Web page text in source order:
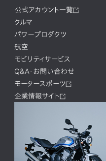
公式アカウント一覧
クルマ
パワープロダクツ
航空
モビリティサービス
Q&A・お問い合わせ
モータースポーツ
企業情報サイト